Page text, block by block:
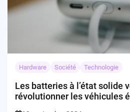
Hardware Société Technologie
Les batteries à l’état solide
révolutionner les véhicules